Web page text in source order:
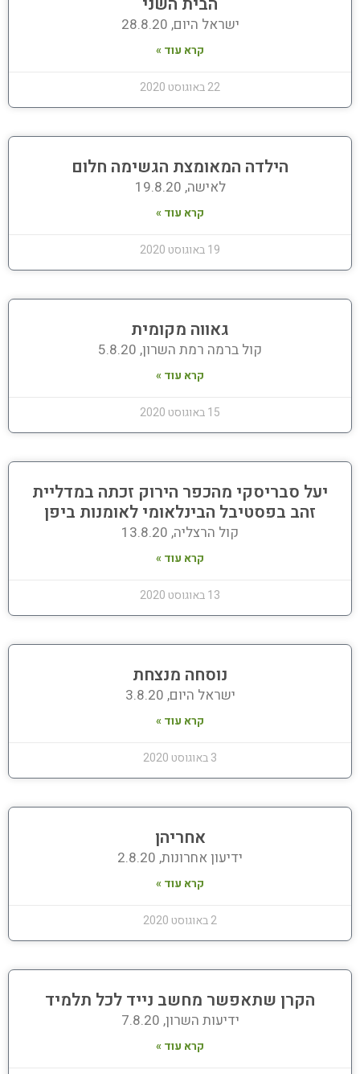
ישראל היום, 28.8.20
קרא עוד »
22 באוגוסט 2020
הילדה המאומצת הגשימה חלום
לאישה, 19.8.20
קרא עוד »
19 באוגוסט 2020
גאווה מקומית
קול ברמה רמת השרון, 5.8.20
קרא עוד »
15 באוגוסט 2020
יעל סבריסקי מהכפר הירוק זכתה במדליית
זהב בפסטיבל הבינלאומי לאומנות ביפן
קול הרצליה, 13.8.20
קרא עוד »
13 באוגוסט 2020
נוסחה מנצחת
ישראל היום, 3.8.20
קרא עוד »
3 באוגוסט 2020
אחריהן
ידיעון אחרונות, 2.8.20
קרא עוד »
2 באוגוסט 2020
הקרן שתאפשר מחשב נייד לכל תלמיד
ידיעות השרון, 7.8.20
קרא עוד »